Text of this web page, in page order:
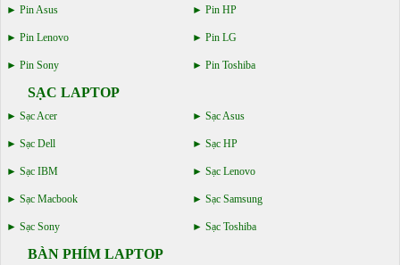
Pin Asus Pin HP
Pin Lenovo Pin LG
Pin Sony Pin Toshiba
SẠC LAPTOP
Sạc Acer Sạc Asus
Sạc Dell Sạc HP
Sạc IBM Sạc Lenovo
Sạc Macbook Sạc Samsung
Sạc Sony Sạc Toshiba
BÀN PHÍM LAPTOP